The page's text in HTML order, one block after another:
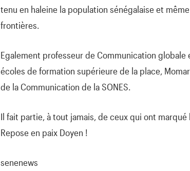
tenu en haleine la population sénégalaise et
frontières.
Egalement professeur de Communication
écoles de formation supérieure de la place,
de la Communication de la SONES.
Il fait partie, à tout jamais, de ceux qui ont marqué
Repose en paix Doyen !
senenews